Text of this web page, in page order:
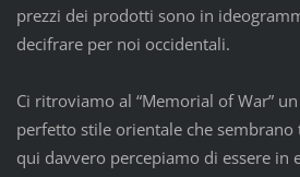
prezzi dei prodotti sono in
decifrare per noi occidentali.
Ci ritroviamo al “Memorial of War”
perfetto stile orientale che
qui davvero percepiamo di essere in